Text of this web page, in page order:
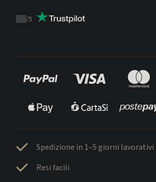
Trustpilot
/5
Spedizione in 1–5 giorni lavorativi
Resi facili